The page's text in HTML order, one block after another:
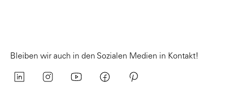
Bleiben wir auch in den Sozialen Medien in Kontakt!